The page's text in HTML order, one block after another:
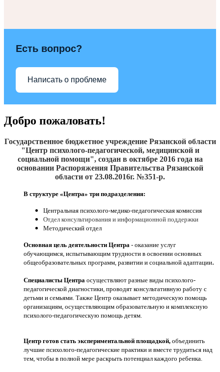
Есть вопрос?
Написать о проблеме
Добро пожаловать!
Государственное бюджетное учреждение Рязанской области
"Центр психолого-педагогической, медицинской и
социальной помощи", создан в октябре 2016года на
основании Распоряжения Правительства Рязанской
области от 23.08.2016г. №351-р.
В структуре «Центра» три подразделения:
Центральная психолого-медико-педагогическая комиссия
Отдел консультирования и информационной поддержки
Методический отдел
Основная цель деятельности Центра - оказание услуг
обучающимся, испытывающим трудности в освоении основных
общеобразовательных программ, развитии и социальной адаптации.
Специалисты Центра осуществляют разные виды психолого-
педагогической диагностики, проводят консультативную работу с
детьми и семьями. Также Центр оказывает методическую помощь
организациям, осуществляющим образовательную и комплексную
психолого-педагогическую помощь детям.
Центр готов стать экспериментальной площадкой, объединить
лучшие психолого-педагогические практики и вместе трудиться над
тем, чтобы в полной мере раскрыть потенциал каждого ребенка.